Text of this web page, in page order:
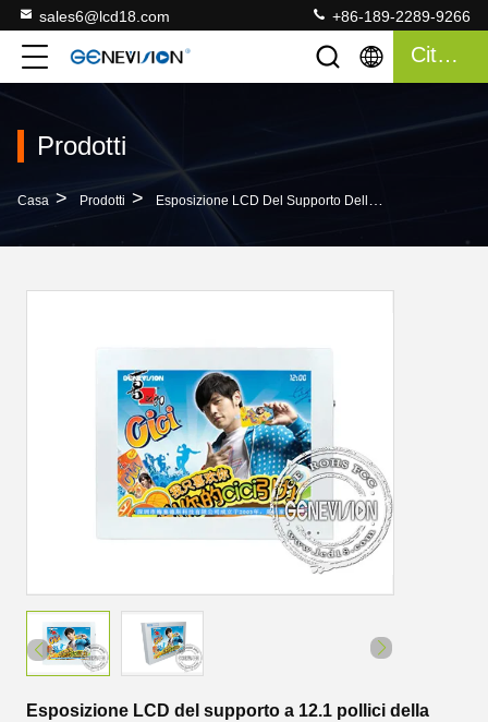
sales6@lcd18.com +86-189-2289-9266
Citazione
Prodotti
Casa > Prodotti > Esposizione LCD Del Supporto Della Parete
Esposizione LCD del supporto a 12.1 pollici della